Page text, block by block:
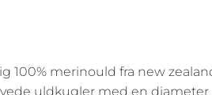
merinould fra new
uldkugler med en diameter